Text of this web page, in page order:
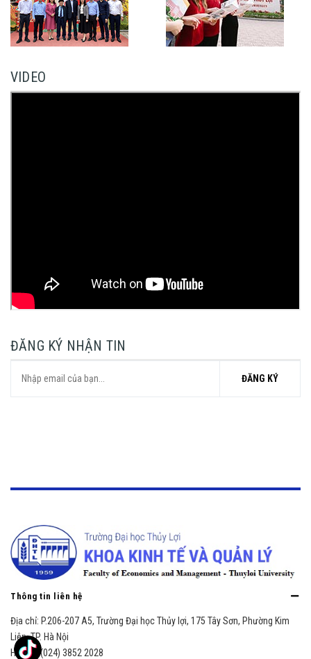
VIDEO
ĐĂNG KÝ NHẬN TIN
ĐĂNG KÝ
Thông tin liên hệ
Địa chỉ: P.206-207 A5, Trường Đại học Thủy lợi, 175 Tây Sơn, Phường Kim
Liên, TP. Hà Nội
Hotline:(024) 3852 2028